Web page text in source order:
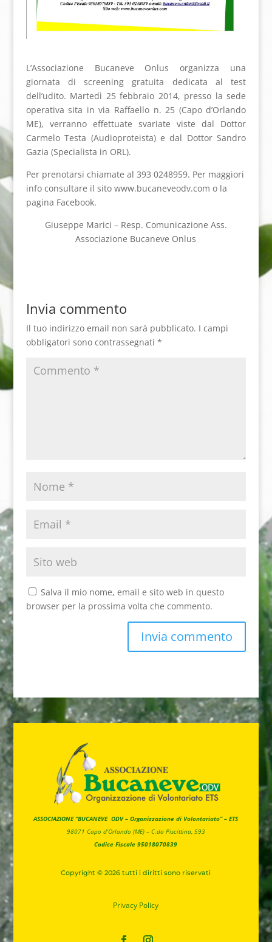
L’Associazione Bucaneve Onlus organizza una
giornata di screening gratuita dedicata al test
dell’udito. Martedì 25 febbraio 2014, presso la sede
operativa sita in via Raffaello n. 25 (Capo d’Orlando
ME), verranno effettuate svariate viste dal Dottor
Carmelo Testa (Audioproteista) e dal Dottor Sandro
Gazia (Specialista in ORL).
Per prenotarsi chiamate al 393 0248959. Per maggiori
info consultare il sito www.bucaneveodv.com o la
pagina Facebook.
Giuseppe Marici – Resp. Comunicazione Ass.
Associazione Bucaneve Onlus
Invia commento
Il tuo indirizzo email non sarà pubblicato. I campi
obbligatori sono contrassegnati *
Salva il mio nome, email e sito web in questo
browser per la prossima volta che commento.
ASSOCIAZIONE “BUCANEVE ODV – Organizzazione di Volontariato” – ETS
98071 Capo d’Orlando (ME) – C.da Piscittina, 593
Codice Fiscale 95018070839
Copyright © 2026 tutti i diritti sono riservati
Privacy Policy